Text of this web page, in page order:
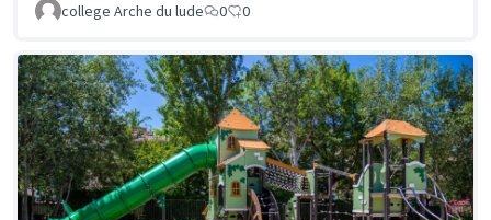
college Arche du lude
0 0